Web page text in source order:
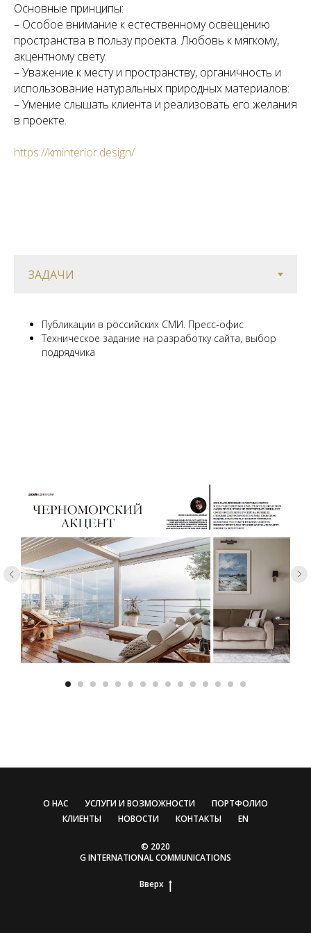
Основные принципы:
– Особое внимание к естественному освещению
пространства в пользу проекта. Любовь к мягкому,
акцентному свету.
– Уважение к месту и пространству, органичность и
использование натуральных природных материалов:
– Умение слышать клиента и реализовать его желания
в проекте.
https://kminterior.design/
Публикации в российских СМИ. Пресс-офис
Техническое задание на разработку сайта, выбор
подрядчика
О НАС УСЛУГИ И ВОЗМОЖНОСТИ
ПОРТФОЛИО
КЛИЕНТЫ
НОВОСТИ КОНТАКТЫ EN
© 2020
G INTERNATIONAL COMMUNICATIONS
Вверх